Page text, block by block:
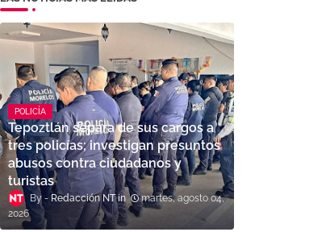
POLICÍA
Tepoztlán separa de sus cargos a
tres policías; investigan presuntos
abusos contra ciudadanos y
turistas
Redacción NT
martes, agosto 04,
2026